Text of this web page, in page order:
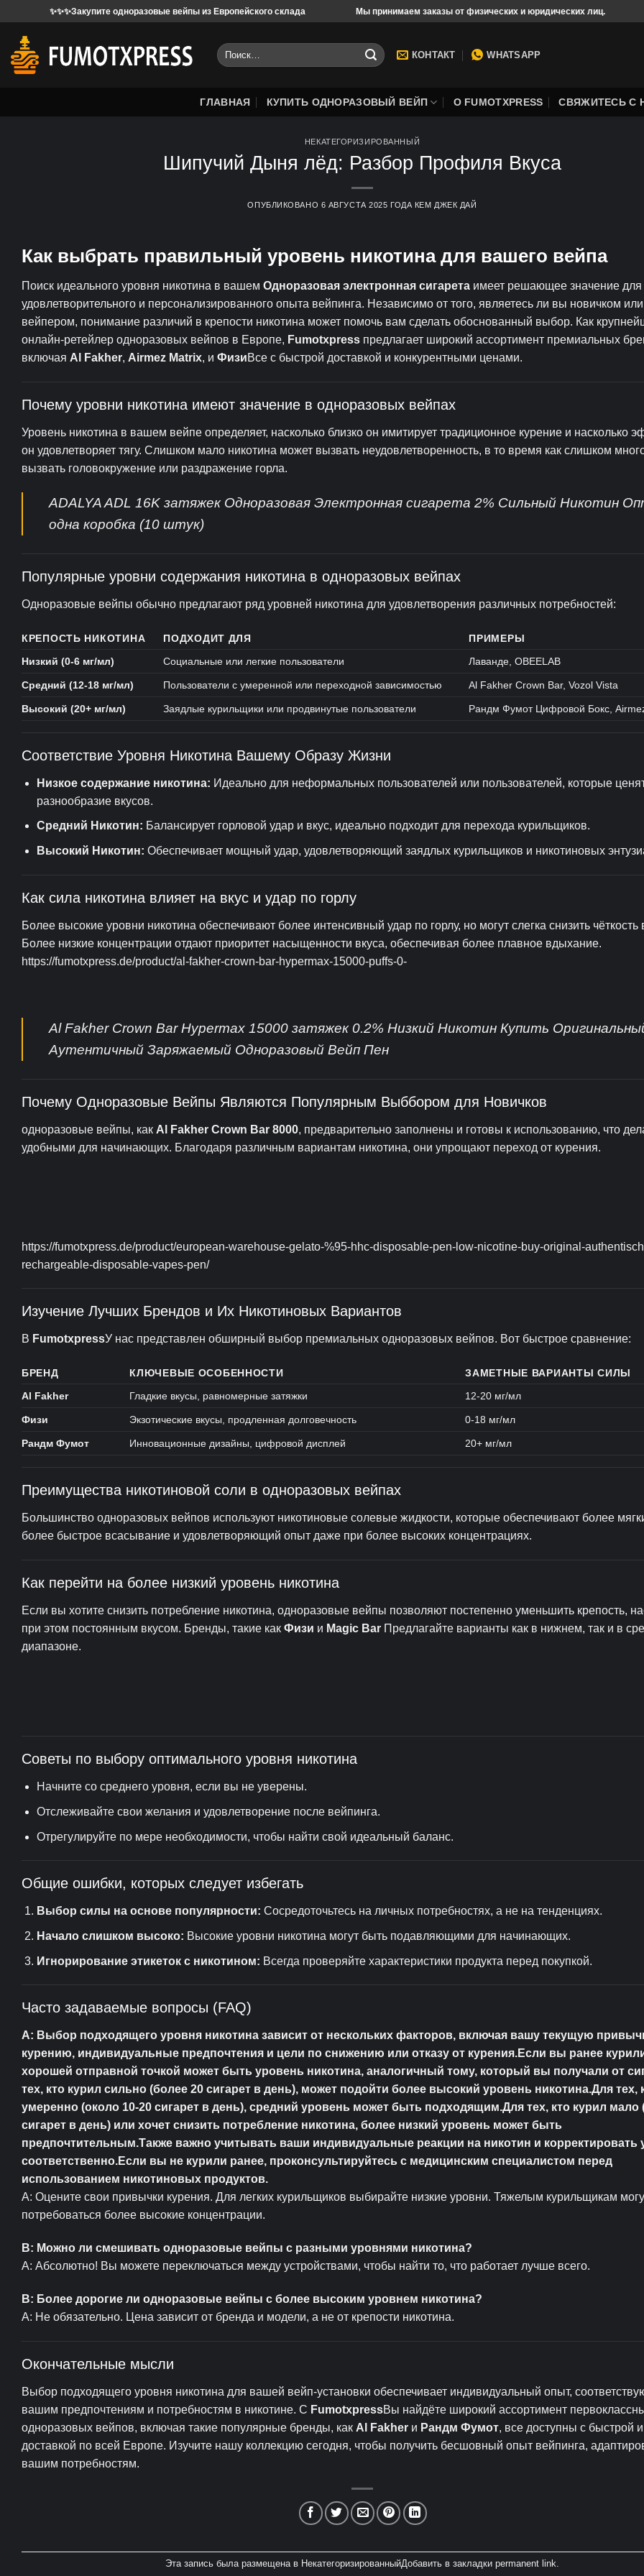
к
содержанию
одноразовые вейпы из Европейского склада Мы принимаем заказы от физических и юридических лиц. ✅Оплата
Поиск
для:
КОНТАКТ WHATSAPP
ГЛАВНАЯ КУПИТЬ ОДНОРАЗОВЫЙ ВЕЙП О FUMOTXPRESS СВЯЖИТЕСЬ С
НЕКАТЕГОРИЗИРОВАННЫЙ
Шипучий Дыня лёд: Разбор Профиля Вкуса
ОПУБЛИКОВАНО 6 АВГУСТА 2025 ГОДА КЕМ ДЖЕК ДАЙ
Как выбрать правильный уровень никотина для вашего вейпа
Поиск идеального уровня никотина в вашем Одноразовая электронная сигарета имеет решающее значение для
удовлетворительного и персонализированного опыта вейпинга. Независимо от того, являетесь ли вы новичком
вейпером, понимание различий в крепости никотина может помочь вам сделать обоснованный выбор. Как
онлайн-ретейлер одноразовых вейпов в Европе, Fumotxpress предлагает широкий ассортимент премиальных
включая Al Fakher, Airmez Matrix, и ФизиВсе с быстрой доставкой и конкурентными ценами.
Почему уровни никотина имеют значение в одноразовых вейпах
Уровень никотина в вашем вейпе определяет, насколько близко он имитирует традиционное курение и насколько
он удовлетворяет тягу. Слишком мало никотина может вызвать неудовлетворенность, в то время как слишком
вызвать головокружение или раздражение горла.
ADALYA ADL 16K затяжек Одноразовая Электронная сигарета 2% Сильный Никотин
одна коробка (10 штук)
Популярные уровни содержания никотина в одноразовых вейпах
Одноразовые вейпы обычно предлагают ряд уровней никотина для удовлетворения различных потребностей:
КРЕПОСТЬ НИКОТИНА ПОДХОДИТ ДЛЯ
ПРИМЕРЫ
Низкий (0-6 мг/мл)
Социальные или легкие пользователи Лаванде, OBEELAB
Средний (12-18 мг/мл) Пользователи с умеренной или переходной зависимостью Al Fakher Crown Bar, Vozol Vista
Высокий (20+ мг/мл) Заядлые курильщики или продвинутые пользователи Рандм Фумот Цифровой Бокс,
Соответствие Уровня Никотина Вашему Образу Жизни
Низкое содержание никотина: Идеально для неформальных пользователей или пользователей, которые
разнообразие вкусов.
Средний Никотин: Балансирует горловой удар и вкус, идеально подходит для перехода курильщиков.
Высокий Никотин: Обеспечивает мощный удар, удовлетворяющий заядлых курильщиков и никотиновых
Как сила никотина влияет на вкус и удар по горлу
Более высокие уровни никотина обеспечивают более интенсивный удар по горлу, но могут слегка снизить чёткость
Более низкие концентрации отдают приоритет насыщенности вкуса, обеспечивая более плавное вдыхание.
https://fumotxpress.de/product/al-fakher-crown-bar-hypermax-15000-puffs-0-
Al Fakher Crown Bar Hypermax 15000 затяжек 0.2% Низкий Никотин Купить
Аутентичный Заряжаемый Одноразовый Вейп Пен
Почему Одноразовые Вейпы Являются Популярным Выббором для Новичков
одноразовые вейпы, как Al Fakher Crown Bar 8000, предварительно заполнены и готовы к использованию, что
удобными для начинающих. Благодаря различным вариантам никотина, они упрощают переход от курения.
https://fumotxpress.de/product/european-warehouse-gelato-%95-hhc-disposable-pen-low-nicotine-buy-original-
rechargeable-disposable-vapes-pen/
Изучение Лучших Брендов и Их Никотиновых Вариантов
В FumotxpressУ нас представлен обширный выбор премиальных одноразовых вейпов. Вот быстрое сравнение:
БРЕНД КЛЮЧЕВЫЕ ОСОБЕННОСТИ
ЗАМЕТНЫЕ ВАРИАНТЫ СИЛЫ
Al Fakher
Гладкие вкусы, равномерные затяжки 12-20 мг/мл
Физи Экзотические вкусы, продленная долговечность 0-18 мг/мл
Рандм Фумот Инновационные дизайны, цифровой дисплей 20+ мг/мл
Преимущества никотиновой соли в одноразовых вейпах
Большинство одноразовых вейпов используют никотиновые солевые жидкости, которые обеспечивают более
более быстрое всасывание и удовлетворяющий опыт даже при более высоких концентрациях.
Как перейти на более низкий уровень никотина
Если вы хотите снизить потребление никотина, одноразовые вейпы позволяют постепенно уменьшить крепость,
при этом постоянным вкусом. Бренды, такие как Физи и Magic Bar Предлагайте варианты как в нижнем, так и в
диапазоне.
Советы по выбору оптимального уровня никотина
Начните со среднего уровня, если вы не уверены.
Отслеживайте свои желания и удовлетворение после вейпинга.
Отрегулируйте по мере необходимости, чтобы найти свой идеальный баланс.
Общие ошибки, которых следует избегать
Выбор силы на основе популярности: Сосредоточьтесь на личных потребностях, а не на тенденциях.
Начало слишком высоко: Высокие уровни никотина могут быть подавляющими для начинающих.
Игнорирование этикеток с никотином: Всегда проверяйте характеристики продукта перед покупкой.
Часто задаваемые вопросы (FAQ)
A: Выбор подходящего уровня никотина зависит от нескольких факторов, включая вашу текущую
курению, индивидуальные предпочтения и цели по снижению или отказу от курения.Если вы ранее
хорошей отправной точкой может быть уровень никотина, аналогичный тому, который вы получали от
тех, кто курил сильно (более 20 сигарет в день), может подойти более высокий уровень никотина.Для тех,
умеренно (около 10-20 сигарет в день), средний уровень может быть подходящим.Для тех, кто курил мало
сигарет в день) или хочет снизить потребление никотина, более низкий уровень может быть
предпочтительным.Также важно учитывать ваши индивидуальные реакции на никотин и корректировать
соответственно.Если вы не курили ранее, проконсультируйтесь с медицинским специалистом перед
использованием никотиновых продуктов.
A: Оцените свои привычки курения. Для легких курильщиков выбирайте низкие уровни. Тяжелым курильщикам
потребоваться более высокие концентрации.
В: Можно ли смешивать одноразовые вейпы с разными уровнями никотина?
A: Абсолютно! Вы можете переключаться между устройствами, чтобы найти то, что работает лучше всего.
В: Более дорогие ли одноразовые вейпы с более высоким уровнем никотина?
A: Не обязательно. Цена зависит от бренда и модели, а не от крепости никотина.
Окончательные мысли
Выбор подходящего уровня никотина для вашей вейп-установки обеспечивает индивидуальный опыт,
вашим предпочтениям и потребностям в никотине. С FumotxpressВы найдёте широкий ассортимент
одноразовых вейпов, включая такие популярные бренды, как Al Fakher и Рандм Фумот, все доступны с быстрой
доставкой по всей Европе. Изучите нашу коллекцию сегодня, чтобы получить бесшовный опыт вейпинга,
вашим потребностям.
Эта запись была размещена в НекатегоризированныйДобавить в закладки permanent link.